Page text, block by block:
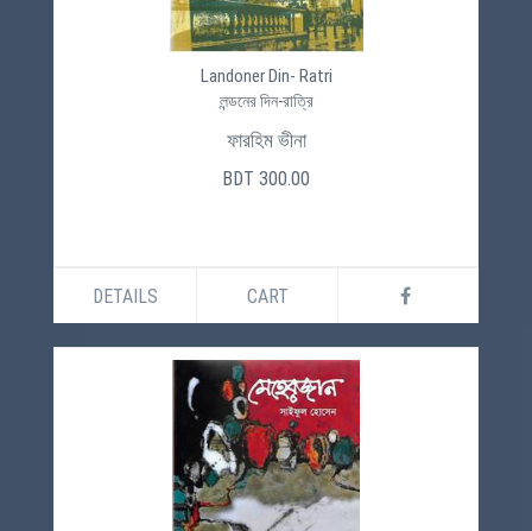
Landoner Din- Ratri
লন্ডনের দিন-রাত্রি
ফারহিম ভীনা
BDT 300.00
DETAILS CART